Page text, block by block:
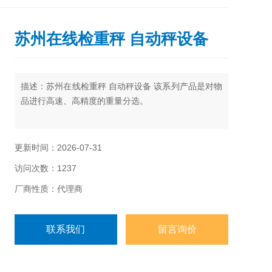
苏州在线检重秤 自动秤设备
描述：苏州在线检重秤 自动秤设备 该系列产品是对物
品进行高速、高精度的重量分选。
更新时间：2026-07-31
访问次数：1237
厂商性质：代理商
联系我们 留言询价